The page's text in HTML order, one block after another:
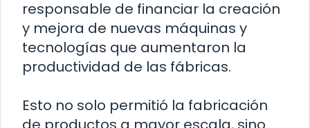
responsable de financiar la creación
y mejora de nuevas máquinas y
tecnologías que aumentaron la
productividad de las fábricas.
Esto no solo permitió la fabricación